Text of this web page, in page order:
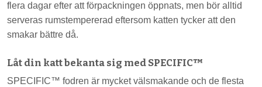
flera dagar efter att förpackningen öppnats, men bör alltid
serveras rumstempererad eftersom katten tycker att den
smakar bättre då.
Låt din katt bekanta sig med SPECIFIC™
SPECIFIC™ fodren är mycket välsmakande och de flesta